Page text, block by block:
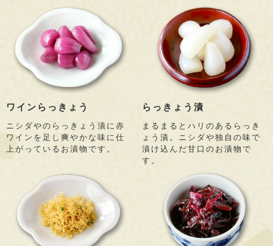
ワインらっきょう
ニシダやのらっきょう漬に赤
ワインを足し爽やかな味に仕
上がっているお漬物です。
らっきょう漬
まるまるとハリのあるらっき
ょう漬。ニシダや独自の味で
漬け込んだ甘口のお漬物で
す。